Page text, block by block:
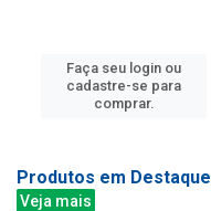
Faça seu login ou
cadastre-se para
comprar.
Produtos em Destaque
Veja mais